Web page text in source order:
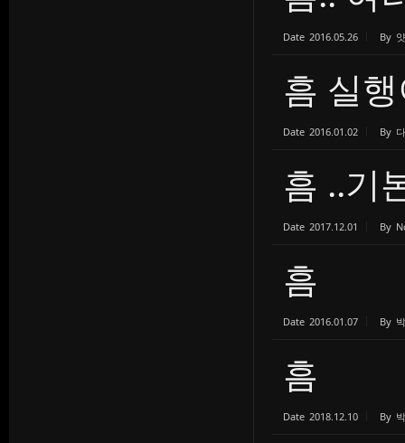
Date 2016.05.26 By
흠 실
Date 2016.01.02 By
흠 ..기
Date 2017.12.01 By
흠
Date 2016.01.07 By
흠
Date 2018.12.10 By